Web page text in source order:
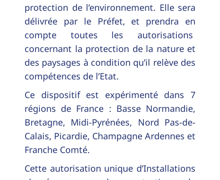
protection de l’environnement. Elle sera
délivrée par le Préfet, et prendra en
compte toutes les autorisations
concernant la protection de la nature et
des paysages à condition qu’il relève des
compétences de l’Etat.
Ce dispositif est expérimenté dans 7
régions de France : Basse Normandie,
Bretagne, Midi-Pyrénées, Nord Pas-de-
Calais, Picardie, Champagne Ardennes et
Franche Comté.
Cette autorisation unique d’Installations